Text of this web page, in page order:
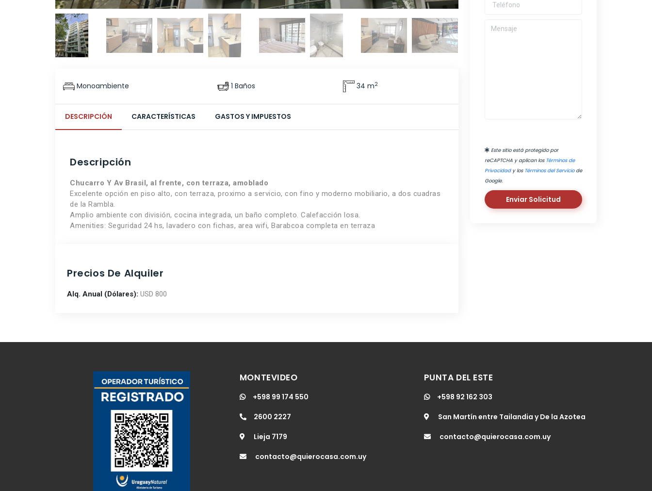
Monoambiente 1 Baños 34 m2
DESCRIPCIÓN CARACTERÍSTICAS GASTOS Y IMPUESTOS
Descripción
Chucarro Y Av Brasil, al frente, con terraza, amoblado
Excelente opción en piso alto, con terraza, proximo a servicio, con fino y moderno mobiliario, a dos cuadras
de la Rambla.
Amplio ambiente con división, cocina integrada, un baño completo. Calefacción losa.
Amenities: Seguridad 24 hs, lavadero con fichas, area wifi, Barabcoa completa en terraza
Precios De Alquiler
Alq. Anual (Dólares): USD 800
Este sitio está protegido por
reCAPTCHA y aplican los Términos de
Privacidady los Términos del Serviciode
Google.
Enviar Solicitud
MONTEVIDEO
+598 99 174 550
2600 2227
Lieja 7179
contacto@quierocasa.com.uy
PUNTA DEL ESTE
+598 92 162 303
San Martín entre Tailandia y De la Azotea
contacto@quierocasa.com.uy